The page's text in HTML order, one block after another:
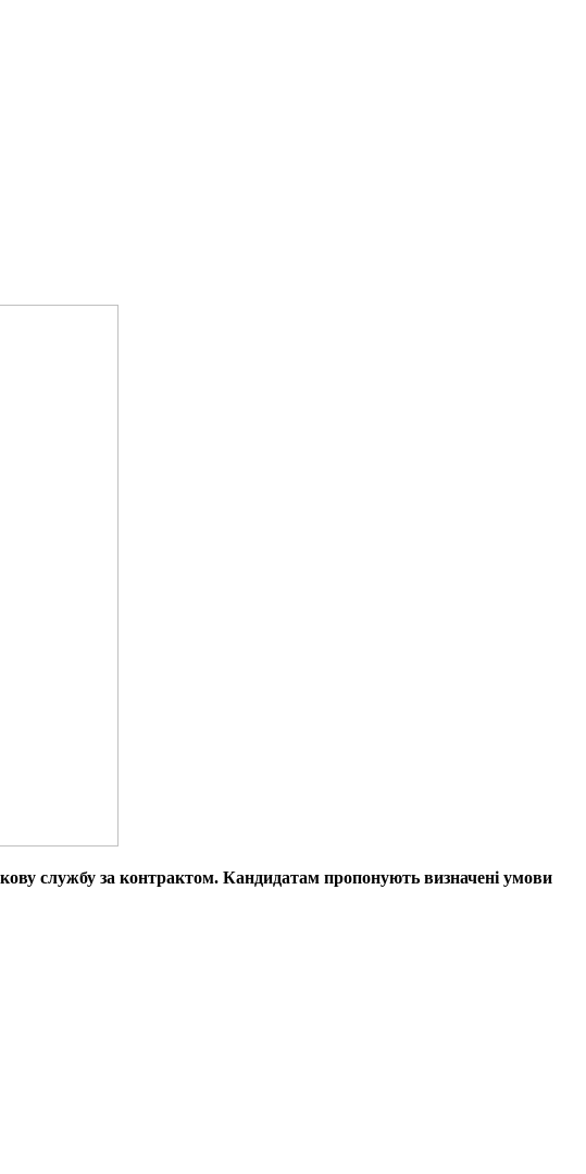
службу за контрактом. Кандидатам пропонують визначені умови